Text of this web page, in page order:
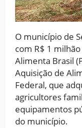
O município de
com R$ 1
Alimenta Brasil
Aquisição de
Federal, que
agricultores
equipamentos
do município.